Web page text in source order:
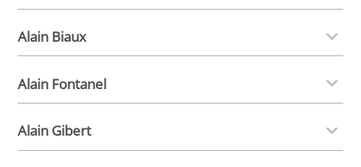
Alain Biaux
Alain Fontanel
Alain Gibert